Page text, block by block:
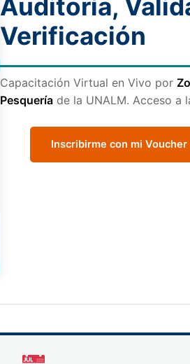
Auditoría,
Verificación
Capacitación Virtual en Vivo por
Pesqueríade la UNALM. Acceso a
Inscribirme con mi Voucher